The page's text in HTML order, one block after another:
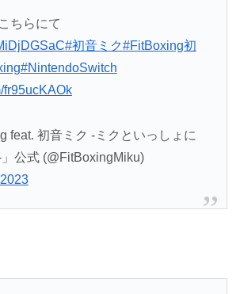
ちらにて
#初音ミク#FitBoxing初
#NintendoSwitch
fr95ucKAOk
feat. 初音ミク -ミクといっしょに
公式 (@FitBoxingMiku)